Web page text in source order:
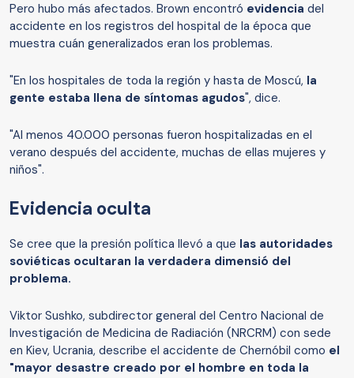
Pero hubo más afectados. Brown encontró evidencia del
accidente en los registros del hospital de la época que
muestra cuán generalizados eran los problemas.
"En los hospitales de toda la región y hasta de Moscú, la
gente estaba llena de síntomas agudos", dice.
"Al menos 40.000 personas fueron hospitalizadas en el
verano después del accidente, muchas de ellas mujeres y
niños".
Evidencia oculta
Se cree que la presión política llevó a que las autoridades
soviéticas ocultaran la verdadera dimensió del
problema.
Viktor Sushko, subdirector general del Centro Nacional de
Investigación de Medicina de Radiación (NRCRM) con sede
en Kiev, Ucrania, describe el accidente de Chernóbil como el
"mayor desastre creado por el hombre en toda la